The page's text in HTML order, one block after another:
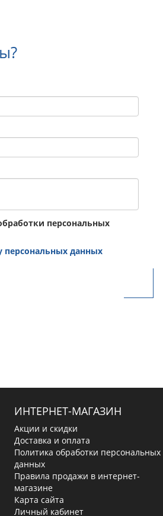
персональных
персональных данных
ИНТЕРНЕТ-МАГАЗИН
Акции и скидки
Доставка и оплата
Политика обработки персональных
данных
Правила продажи в интернет-
магазине
Карта сайта
Личный кабинет